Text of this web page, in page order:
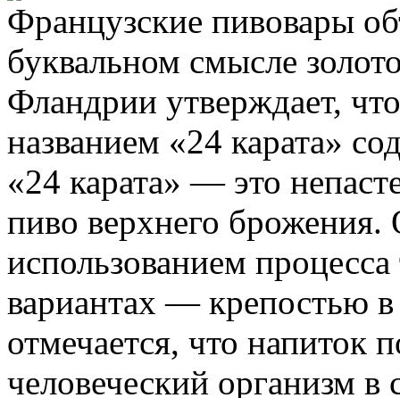
Французские пивовары
буквальном смысле
Фландрии утверждает,
названием «24 карата»
«24 карата» — это
пиво верхнего брожения.
использованием
вариантах — крепостью
отмечается, что напиток
человеческий организм в